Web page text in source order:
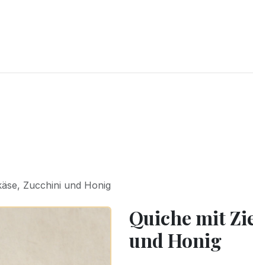
Zucchini und Honig
Quiche mit
und Honig